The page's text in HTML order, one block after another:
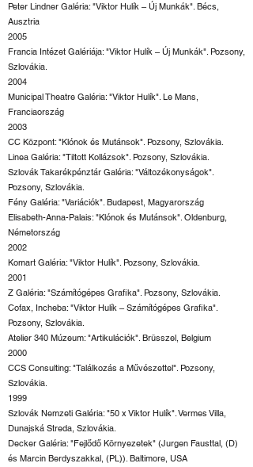
Peter Lindner Galéria: "Viktor Hulík – Új Munkák". Bécs,
Ausztria
2005
Francia Intézet Galériája: "Viktor Hulík – Új Munkák". Pozsony,
Szlovákia.
2004
Municipal Theatre Galéria: "Viktor Hulík". Le Mans,
Franciaország
2003
CC Központ: "Klónok és Mutánsok". Pozsony, Szlovákia.
Linea Galéria: "Tiltott Kollázsok". Pozsony, Szlovákia.
Szlovák Takarékpénztár Galéria: "Változékonyságok".
Pozsony, Szlovákia.
Fény Galéria: "Variációk". Budapest, Magyarország
Elisabeth-Anna-Palais: "Klónok és Mutánsok". Oldenburg,
Németország
2002
Komart Galéria: "Viktor Hulík". Pozsony, Szlovákia.
2001
Z Galéria: "Számítógépes Grafika". Pozsony, Szlovákia.
Cofax, Incheba: "Viktor Hulík – Számítógépes Grafika".
Pozsony, Szlovákia.
Atelier 340 Múzeum: "Artikulációk". Brüsszel, Belgium
2000
CCS Consulting: "Találkozás a Művészettel". Pozsony,
Szlovákia.
1999
Szlovák Nemzeti Galéria: "50 x Viktor Hulík". Vermes Villa,
Dunajská Streda, Szlovákia.
Decker Galéria: "Fejlődő Környezetek" (Jurgen Fausttal, (D)
és Marcin Berdyszakkal, (PL)). Baltimore, USA